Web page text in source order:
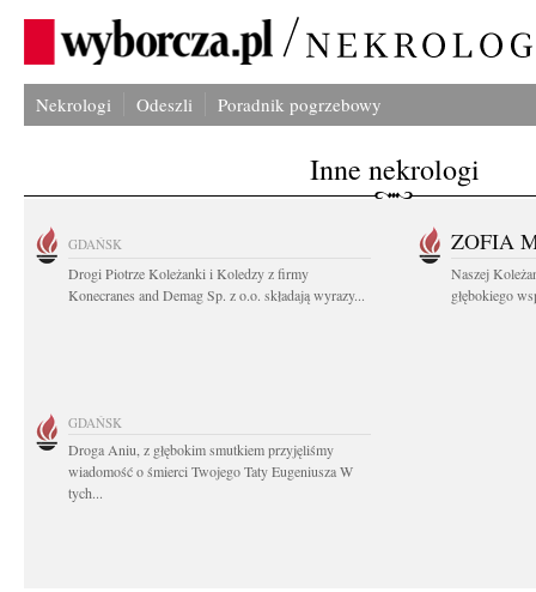
Nekrologi Odeszli Poradnik pogrzebowy
Inne nekrologi
GDAŃSK
Drogi Piotrze Koleżanki i Koledzy z firmy
Konecranes and Demag Sp. z o.o. składają wyrazy...
ZOFIA
Naszej
głębokiego
GDAŃSK
Droga Aniu, z głębokim smutkiem przyjęliśmy
wiadomość o śmierci Twojego Taty Eugeniusza W
tych...